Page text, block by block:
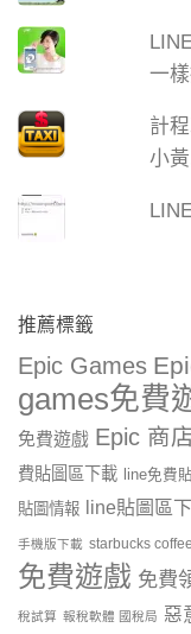
一
計
小
推薦標籤
Epic Games
games免費
免費遊戲 Epic 商
費貼圖區下載
line免費
貼圖情報
line貼圖區
手機版下載 starbucks
免費遊戲 免費
稅試算 報稅軟體 國稅局 惡